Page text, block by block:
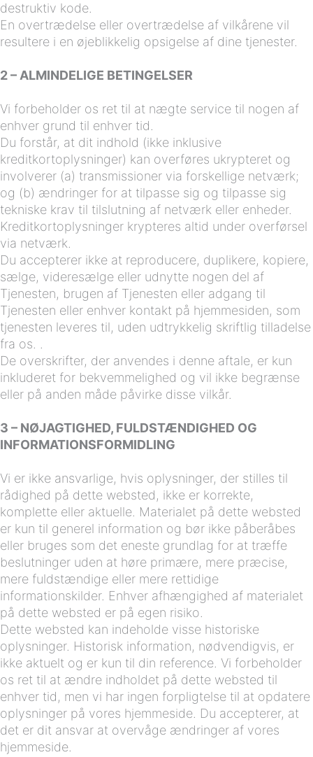
destruktiv kode.
En overtrædelse eller overtrædelse af vilkårene vil
resultere i en øjeblikkelig opsigelse af dine tjenester.
2 – ALMINDELIGE BETINGELSER
Vi forbeholder os ret til at nægte service til nogen af
enhver grund til enhver tid.
Du forstår, at dit indhold (ikke inklusive
kreditkortoplysninger) kan overføres ukrypteret og
involverer (a) transmissioner via forskellige netværk;
og (b) ændringer for at tilpasse sig og tilpasse sig
tekniske krav til tilslutning af netværk eller enheder.
Kreditkortoplysninger krypteres altid under overførsel
via netværk.
Du accepterer ikke at reproducere, duplikere, kopiere,
sælge, videresælge eller udnytte nogen del af
Tjenesten, brugen af Tjenesten eller adgang til
Tjenesten eller enhver kontakt på hjemmesiden, som
tjenesten leveres til, uden udtrykkelig skriftlig tilladelse
fra os. .
De overskrifter, der anvendes i denne aftale, er kun
inkluderet for bekvemmelighed og vil ikke begrænse
eller på anden måde påvirke disse vilkår.
3 – NØJAGTIGHED, FULDSTÆNDIGHED OG
INFORMATIONSFORMIDLING
Vi er ikke ansvarlige, hvis oplysninger, der stilles til
rådighed på dette websted, ikke er korrekte,
komplette eller aktuelle. Materialet på dette websted
er kun til generel information og bør ikke påberåbes
eller bruges som det eneste grundlag for at træffe
beslutninger uden at høre primære, mere præcise,
mere fuldstændige eller mere rettidige
informationskilder. Enhver afhængighed af materialet
på dette websted er på egen risiko.
Dette websted kan indeholde visse historiske
oplysninger. Historisk information, nødvendigvis, er
ikke aktuelt og er kun til din reference. Vi forbeholder
os ret til at ændre indholdet på dette websted til
enhver tid, men vi har ingen forpligtelse til at opdatere
oplysninger på vores hjemmeside. Du accepterer, at
det er dit ansvar at overvåge ændringer af vores
hjemmeside.